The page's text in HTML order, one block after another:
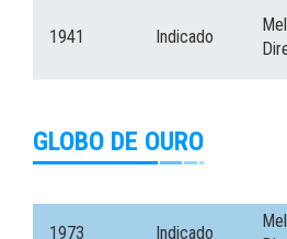
1941 Indicado
GLOBO DE OURO
1973 Indicado